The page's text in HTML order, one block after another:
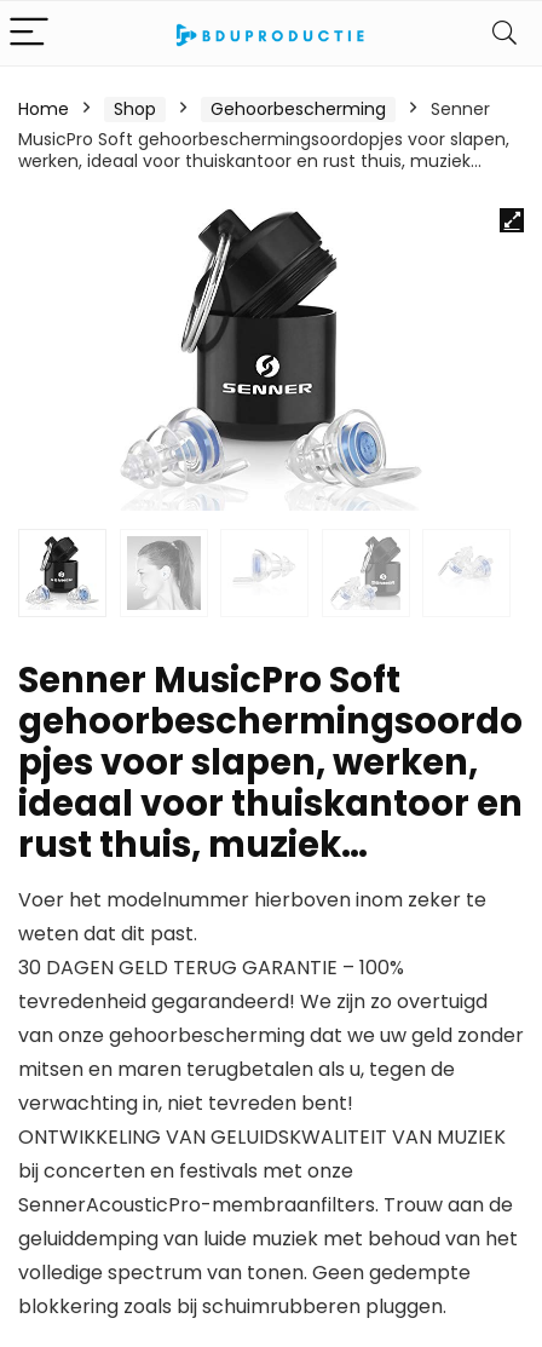
Home Shop Gehoorbescherming
Senner
MusicPro Soft gehoorbeschermingsoordopjes voor slapen,
werken, ideaal voor thuiskantoor en rust thuis, muziek…
Senner MusicPro Soft
gehoorbeschermingsoordo
pjes voor slapen, werken,
ideaal voor thuiskantoor en
rust thuis, muziek…
Voer het modelnummer hierboven inom zeker te
weten dat dit past.
30 DAGEN GELD TERUG GARANTIE – 100%
tevredenheid gegarandeerd! We zijn zo overtuigd
van onze gehoorbescherming dat we uw geld zonder
mitsen en maren terugbetalen als u, tegen de
verwachting in, niet tevreden bent!
ONTWIKKELING VAN GELUIDSKWALITEIT VAN MUZIEK
bij concerten en festivals met onze
SennerAcousticPro-membraanfilters. Trouw aan de
geluiddemping van luide muziek met behoud van het
volledige spectrum van tonen. Geen gedempte
blokkering zoals bij schuimrubberen pluggen.